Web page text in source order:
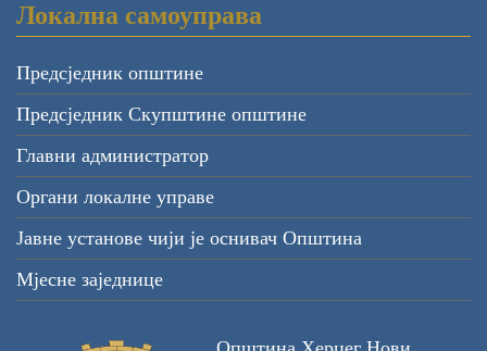
Локална самоуправа
Предсједник општине
Предсједник Скупштине општине
Главни администратор
Органи локалне управе
Јавне установе чији је оснивач Општина
Мјесне заједнице